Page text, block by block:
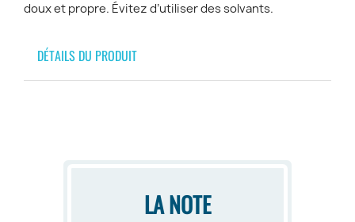
doux et propre. Évitez d’utiliser des solvants.
DÉTAILS DU PRODUIT
LA NOTE